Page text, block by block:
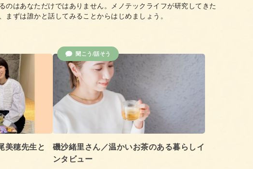
のはあなただけではありません。メノテックライフが研究してきた
まずは誰かと話してみることからはじめましょう。
穂先生と
聞こう/話そう
磯沙緒里さん／温かいお茶のある暮らしイ
ンタビュー